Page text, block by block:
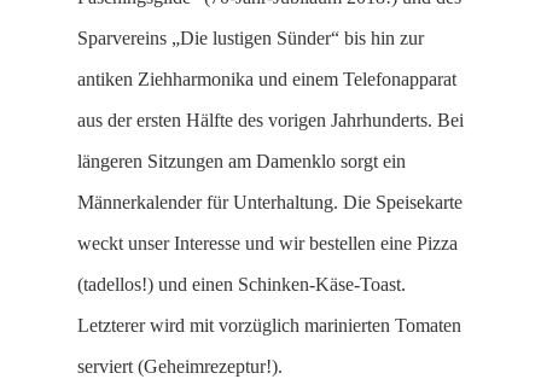
Sparvereins „Die lustigen Sünder“ bis hin zur
antiken Ziehharmonika und einem Telefonapparat
aus der ersten Hälfte des vorigen Jahrhunderts. Bei
längeren Sitzungen am Damenklo sorgt ein
Männerkalender für Unterhaltung. Die Speisekarte
weckt unser Interesse und wir bestellen eine Pizza
(tadellos!) und einen Schinken-Käse-Toast.
Letzterer wird mit vorzüglich marinierten Tomaten
serviert (Geheimrezeptur!).